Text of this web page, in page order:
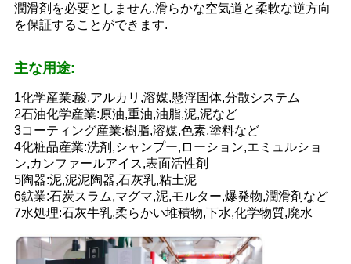
お
問
い
合
わ
せ
ニ
潤滑剤を必要としません.滑らかな空気道と柔軟な逆方向
を保証することができます.
主な用途:
1化学産業:酸,アルカリ,溶媒,懸浮固体,分散システム
2石油化学産業:原油,重油,油脂,泥,泥など
3コーティング産業:樹脂,溶媒,色素,塗料など
4化粧品産業:洗剤,シャンプー,ローション,エミュルショ
ン,カンファールアイス,表面活性剤
5陶器:泥,泥泥陶器,石灰乳,粘土泥
6鉱業:石炭スラム,マグマ,泥,モルター,爆発物,潤滑剤など
7水処理:石灰牛乳,柔らかい堆積物,下水,化学物質,廃水